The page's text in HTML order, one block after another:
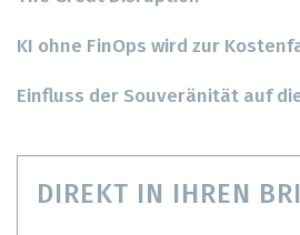
KI ohne FinOps wird zur
Einfluss der Souveränität auf
DIREKT IN IHREN